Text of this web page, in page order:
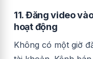
11. Đăng video
hoạt động
Không có một giờ